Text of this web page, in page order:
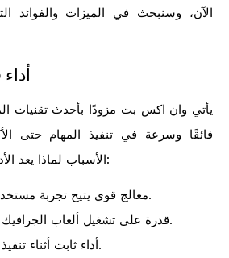
الآن، وسنبحث في الميزات والفوائد
يأتي وان اكس بت مزودًا بأحدث تقنيات
فائقًا وسرعة في تنفيذ المهام حتى
الأسباب لماذا يعد الأداء أحد أبرز مزايا الجهاز:
معالج قوي يتيح تجربة مستخدم سلسة بدون تأخير.
قدرة على تشغيل ألعاب الجرافيك العالية بكفاءة عالية.
أداء ثابت أثناء تنفيذ التطبيقات المتعددة.